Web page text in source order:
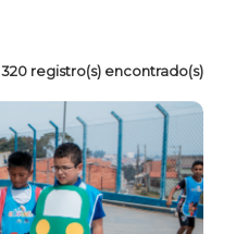
320 registro(s) encontrado(s)